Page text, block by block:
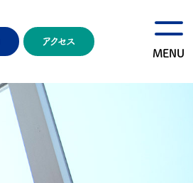
アクセス